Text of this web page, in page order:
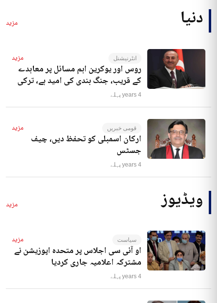
دنیا مزید
انٹرنیشنل مزید
روس اور یوکرین اہم مسائل پر معاہدے
کے قریب، جنگ بندی کی امید ہے، ترکی
4 years پہلے
قومی خبریں مزید
ارکان اسمبلی کو تحفظ دیں، چیف
جسٹس
4 years پہلے
ویڈیوز مزید
سیاست مزید
او آئی سی اجلاس پر متحدہ اپوزیشن نے
مشترکہ اعلامیہ جاری کردیا
4 years پہلے